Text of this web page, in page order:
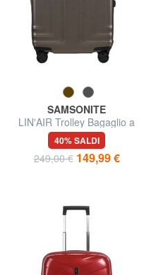
SAMSONITE
LIN'AIR Trolley Bagaglio a
Mano espandibile
40% SALDI
249,00 € 149,99 €